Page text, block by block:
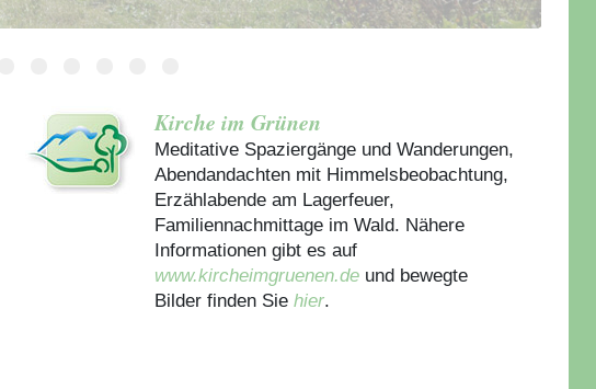
Kirche im Grünen
Meditative Spaziergänge und Wanderungen,
Abendandachten mit Himmelsbeobachtung,
Erzählabende am Lagerfeuer,
Familiennachmittage im Wald. Nähere
Informationen gibt es auf
www.kircheimgruenen.deund bewegte
Bilder finden Siehier.